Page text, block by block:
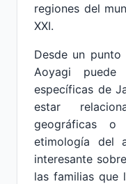
regiones del
XXI.
Desde un
Aoyagi
específicas de
estar
geográficas
etimología del
interesante
las familias que